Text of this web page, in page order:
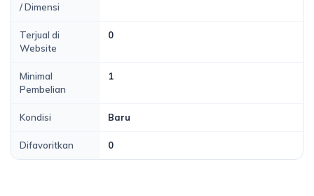
/ Dimensi
Terjual di
Website
0
Minimal
Pembelian
1
Kondisi Baru
Difavoritkan 0